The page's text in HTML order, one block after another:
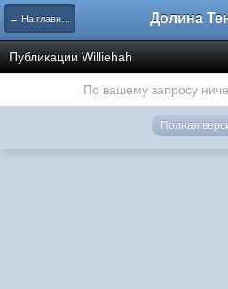
← На главную Долина
Публикации Williehah
По вашему запросу
Полная